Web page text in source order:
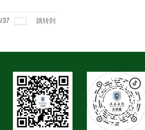
/37 跳转到